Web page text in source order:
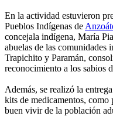
En la actividad estuvieron
Pueblos Indígenas de
concejala indígena, María
abuelas de las comunidades
Trapichito y Paramán,
reconocimiento a los sabios
Además, se realizó la
kits de medicamentos, como
buen vivir de la población